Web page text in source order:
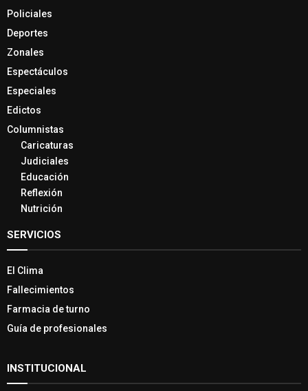
Policiales
Deportes
Zonales
Espectáculos
Especiales
Edictos
Columnistas
Caricaturas
Judiciales
Educación
Reflexión
Nutrición
SERVICIOS
El Clima
Fallecimientos
Farmacia de turno
Guía de profesionales
INSTITUCIONAL